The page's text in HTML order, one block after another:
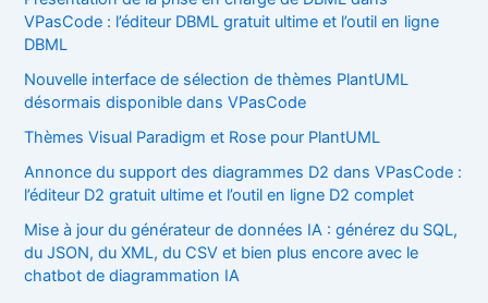
VPasCode : l’éditeur DBML gratuit ultime et l’outil en ligne
DBML
Nouvelle interface de sélection de thèmes PlantUML
désormais disponible dans VPasCode
Thèmes Visual Paradigm et Rose pour PlantUML
Annonce du support des diagrammes D2 dans VPasCode :
l’éditeur D2 gratuit ultime et l’outil en ligne D2 complet
Mise à jour du générateur de données IA : générez du SQL,
du JSON, du XML, du CSV et bien plus encore avec le
chatbot de diagrammation IA